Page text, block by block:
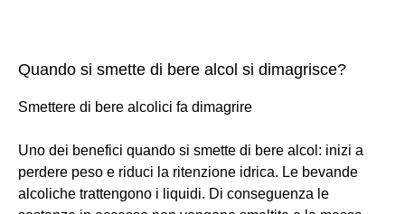
Quando si smette di bere alcol si dimagrisce?
Smettere di bere alcolici fa dimagrire
Uno dei benefici quando si smette di bere alcol: inizi a
perdere peso e riduci la ritenzione idrica. Le bevande
alcoliche trattengono i liquidi. Di conseguenza le